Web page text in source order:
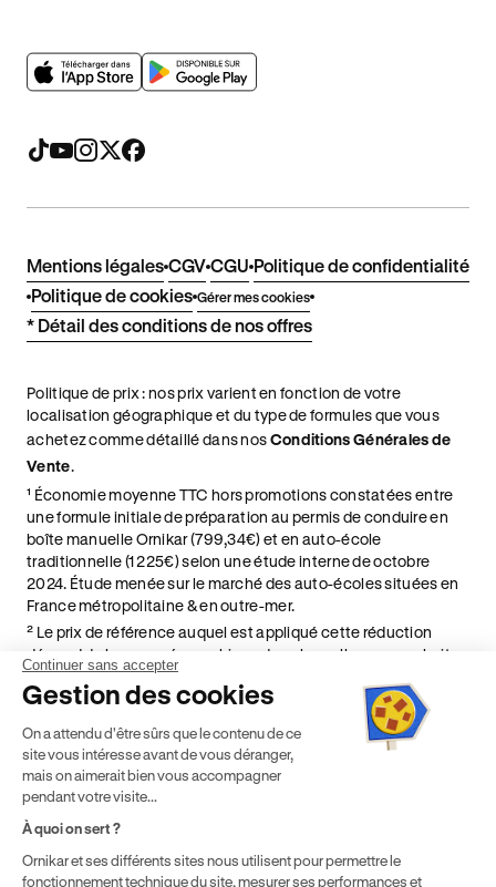
Mentions légales CGV CGU Politique de confidentialité
Politique de cookies Gérer mes cookies
* Détail des conditions de nos offres
Politique de prix : nos prix varient en fonction de votre
localisation géographique et du type de formules que vous
achetez comme détaillé dans nosConditions Générales de
Vente.
¹ Économie moyenne TTC hors promotions constatées entre
une formule initiale de préparation au permis de conduire en
boîte manuelle Ornikar (799,34€) et en auto-école
traditionnelle (1 225€) selon une étude interne de octobre
2024. Étude menée sur le marché des auto-écoles situées en
France métropolitaine & en outre-mer.
² Le prix de référence auquel est appliqué cette réduction
dépend de la zone géographique dans laquelle vous souhaitez
effectuer vos heures de conduite conformément à l'Article 6
de nos Conditions Générales de Vente
⁵ Montant du financement CPF variable selon les droits acquis
par chaque bénéficiaire. Exemple donné pour un titulaire
disposant de 500 € de droits CPF. Le reste à charge dépend du
solde disponible sur le Compte Personnel de Formation et du
Continuer sans accepter
Gestion des cookies
On a attendu d'être sûrs que le contenu de ce
site vous intéresse avant de vous déranger,
mais on aimerait bien vous accompagner
pendant votre visite...
À quoi on sert ?
Ornikar et ses différents sites nous utilisent pour permettre le
fonctionnement technique du site, mesurer ses performances et